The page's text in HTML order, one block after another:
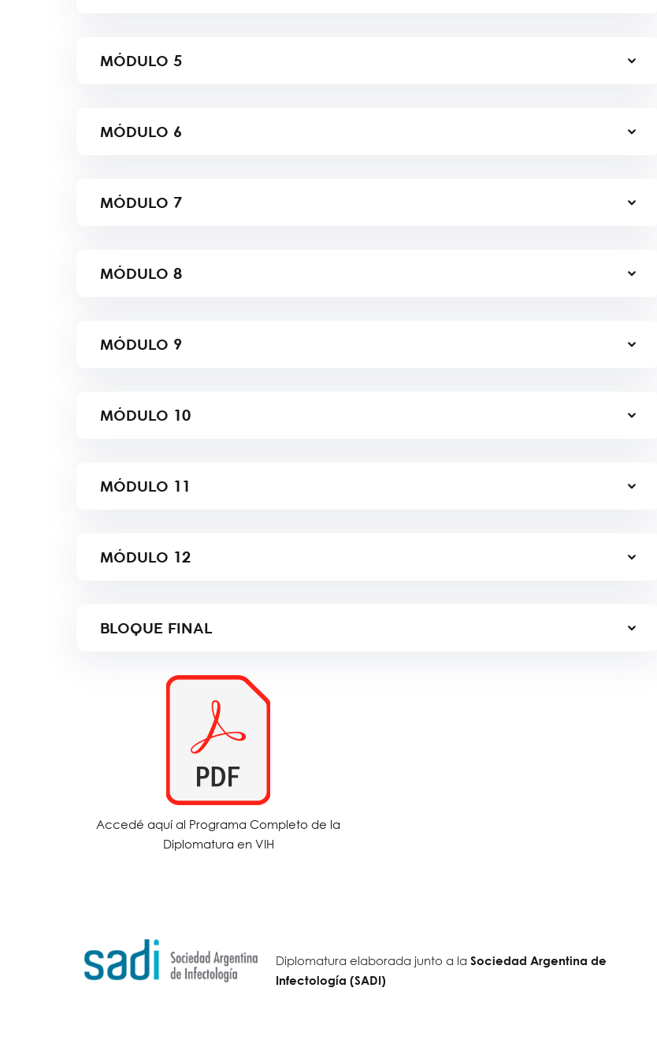
MÓDULO 5
MÓDULO 6
MÓDULO 7
MÓDULO 8
MÓDULO 9
MÓDULO 10
MÓDULO 11
MÓDULO 12
BLOQUE FINAL
Accedé aquí al Programa Completo de la
Diplomatura en VIH
Diplomatura elaborada junto a laSociedad Argentina de
Infectología (SADI)